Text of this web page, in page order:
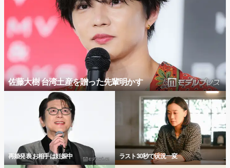
佐藤大樹 台湾土産を贈った先輩明かす
再婚発表 お相手は妊娠中 ラスト30秒で状況一変